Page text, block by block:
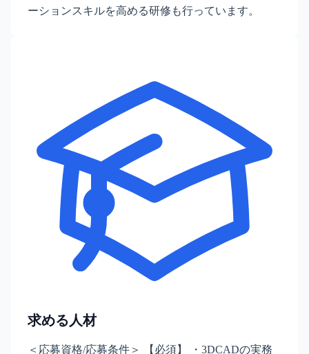
ーションスキルを高める研修も行っています。
求める人材
＜応募資格/応募条件＞ 【必須】 ・3DCADの実務